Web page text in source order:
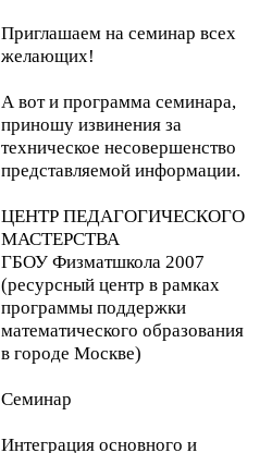
Приглашаем на семинар всех
желающих!
А вот и программа семинара,
приношу извинения за
техническое несовершенство
представляемой информации.
ЦЕНТР ПЕДАГОГИЧЕСКОГО
МАСТЕРСТВА
ГБОУ Физматшкола 2007
(ресурсный центр в рамках
программы поддержки
математического образования
в городе Москве)
Семинар
Интеграция основного и